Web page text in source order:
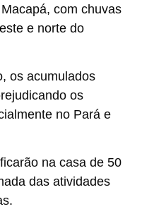
com chuvas
e norte do
os acumulados
os
no Pará e
na casa de 50
das atividades